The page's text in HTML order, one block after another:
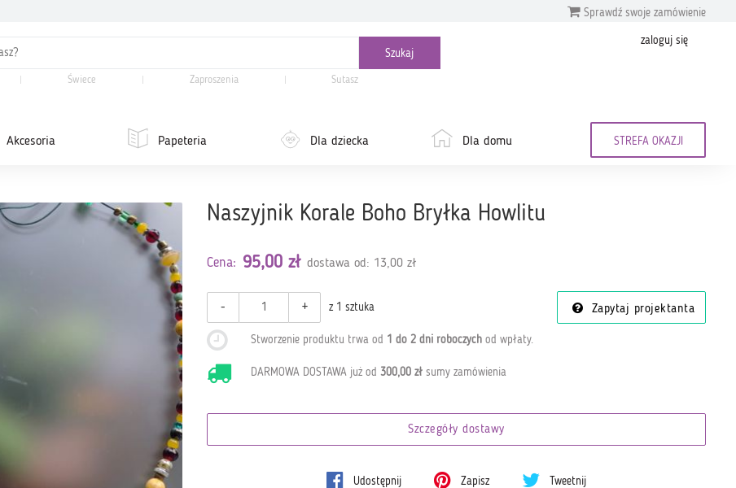
Sprawdź swoje zamówienie
Świece Zaproszenia Sutasz
zaloguj się
Akcesoria Papeteria Dla dziecka Dla domu STREFA OKAZJI
Naszyjnik Korale Boho Bryłka Howlitu
Cena: 95,00 zł dostawa od: 13,00 zł
- + z 1 sztuka Zapytaj projektanta
Stworzenie produktu trwa od 1 do 2 dni roboczychod wpłaty.
DARMOWA DOSTAWA już od 300,00 złsumy zamówienia
Szczegóły dostawy
Udostępnij Zapisz Tweetnij